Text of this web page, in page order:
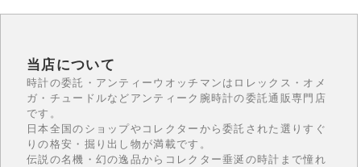
当店について
時計の委託・アンティーウオッチマンはロレックス・オメ
ガ・チュードルなどアンティーク腕時計の委託通販専門店
です。
日本全国のショップやコレクターから委託された選りすぐ
りの格安・掘り出し物が満載です。
伝説の名機・幻の逸品からコレクター垂涎の時計まで憧れ